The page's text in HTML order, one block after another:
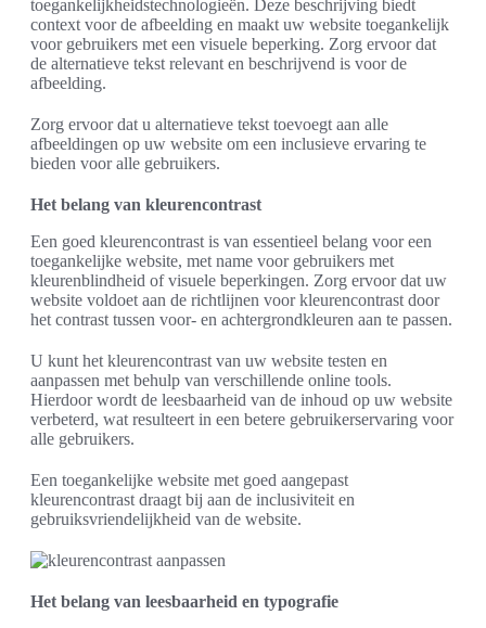
toegankelijkheidstechnologieën. Deze beschrijving biedt
context voor de afbeelding en maakt uw website toegankelijk
voor gebruikers met een visuele beperking. Zorg ervoor dat
de alternatieve tekst relevant en beschrijvend is voor de
afbeelding.
Zorg ervoor dat u alternatieve tekst toevoegt aan alle
afbeeldingen op uw website om een inclusieve ervaring te
bieden voor alle gebruikers.
Het belang van kleurencontrast
Een goed kleurencontrast is van essentieel belang voor een
toegankelijke website, met name voor gebruikers met
kleurenblindheid of visuele beperkingen. Zorg ervoor dat uw
website voldoet aan de richtlijnen voor kleurencontrast door
het contrast tussen voor- en achtergrondkleuren aan te passen.
U kunt het kleurencontrast van uw website testen en
aanpassen met behulp van verschillende online tools.
Hierdoor wordt de leesbaarheid van de inhoud op uw website
verbeterd, wat resulteert in een betere gebruikerservaring voor
alle gebruikers.
Een toegankelijke website met goed aangepast
kleurencontrast draagt bij aan de inclusiviteit en
gebruiksvriendelijkheid van de website.
Het belang van leesbaarheid en typografie